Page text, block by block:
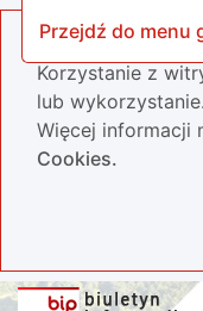
Przejdź do menu
Nasza strona
Korzystanie z
lub wykorzystanie.
Więcej informacji
Cookies.